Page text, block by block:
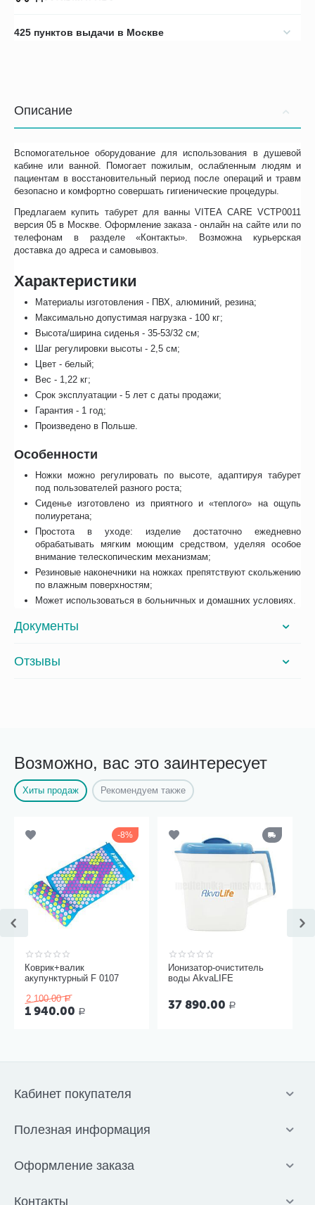
425 пунктов выдачи в Москве
Описание
Вспомогательное оборудование для использования в душевой
кабине или ванной. Помогает пожилым, ослабленным людям и
пациентам в восстановительный период после операций и травм
безопасно и комфортно совершать гигиенические процедуры.
Предлагаем купить табурет для ванны VITEA CARE VCTP0011
версия 05 в Москве. Оформление заказа - онлайн на сайте или по
телефонам в разделе «Контакты». Возможна курьерская
доставка до адреса и самовывоз.
Характеристики
Материалы изготовления - ПВХ, алюминий, резина;
Максимально допустимая нагрузка - 100 кг;
Высота/ширина сиденья - 35-53/32 см;
Шаг регулировки высоты - 2,5 см;
Цвет - белый;
Вес - 1,22 кг;
Срок эксплуатации - 5 лет с даты продажи;
Гарантия - 1 год;
Произведено в Польше.
Особенности
Ножки можно регулировать по высоте, адаптируя табурет
под пользователей разного роста;
Сиденье изготовлено из приятного и «теплого» на ощупь
полиуретана;
Простота в уходе: изделие достаточно ежедневно
обрабатывать мягким моющим средством, уделяя особое
внимание телескопическим механизмам;
Резиновые наконечники на ножках препятствуют скольжению
по влажным поверхностям;
Может использоваться в больничных и домашних условиях.
Документы
Отзывы
Возможно, вас это заинтересует
Хиты продаж Рекомендуем также
8%
Коврик+валик
акупунктурный F 0107
2 100.00 Р
1 940.00 Р
Ионизатор-очиститель
воды AkvaLIFE
37 890.00 Р
Кабинет покупателя
Полезная информация
Оформление заказа
Контакты